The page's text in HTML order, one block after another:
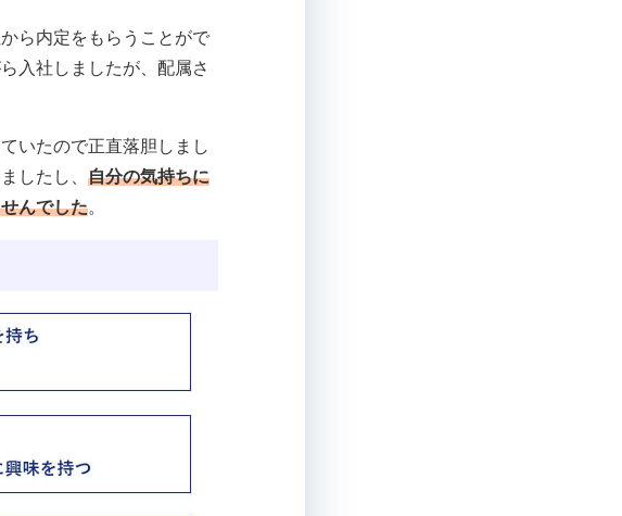
ら内定をもらうことがで
入社しましたが、配属さ
いたので正直落胆しまし
したし、 自分の気持ちに
んでした。